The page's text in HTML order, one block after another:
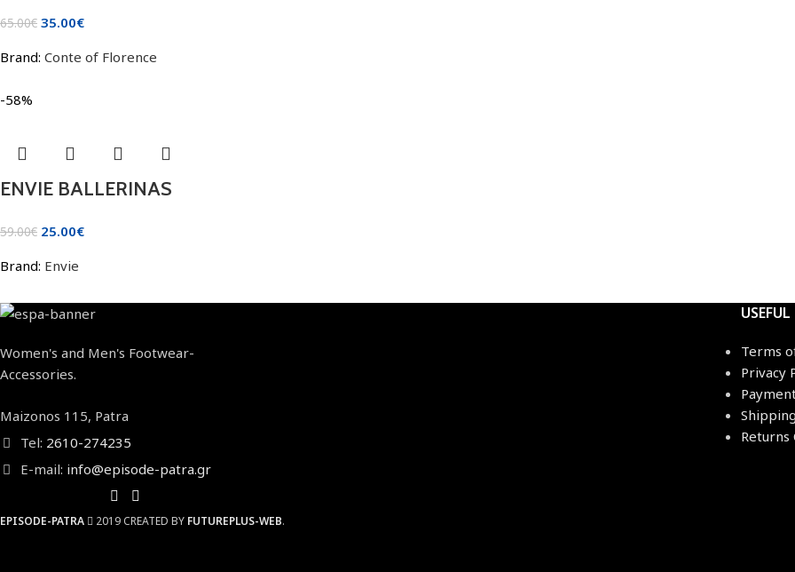
65.00€ 35.00€
Brand: Conte of Florence
-58%
ENVIE BALLERINAS
59.00€ 25.00€
Brand: Envie
Women's and Men's Footwear-
Accessories.
Maizonos 115, Patra
Tel: 2610-274235
E-mail: info@episode-patra.gr
USEFUL
Terms
Privacy
Returns
EPISODE-PATRA 2019 CREATED BY FUTUREPLUS-WEB.